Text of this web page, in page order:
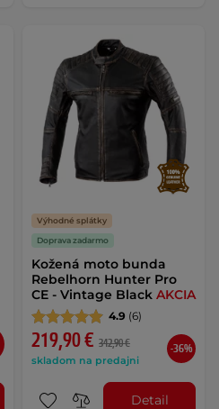
Výhodné splátky
Doprava zadarmo
Kožená moto bunda
Rebelhorn Hunter Pro
CE - Vintage Black AKCIA
4.9 (6)
219,90 € 342,90 €
skladom na predajni
-36%
Detail